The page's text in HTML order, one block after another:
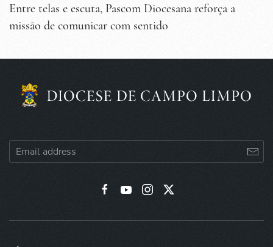
Entre telas e escuta, Pascom Diocesana reforça a
missão de comunicar com sentido